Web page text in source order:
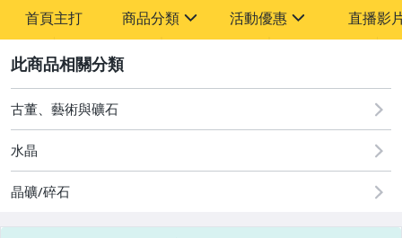
首頁主打 商品分類
其它
活動優惠
[全店] 周年慶
[全店] 粉絲專享
直播影
古董、藝術與礦石
水晶
晶礦/碎石